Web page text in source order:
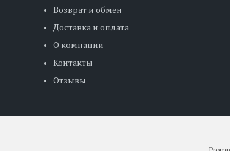
Возврат и обмен
Доставка и оплата
О компании
Контакты
Отзывы